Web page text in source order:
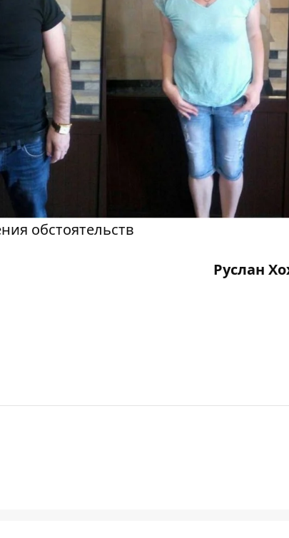
обстоятельств
Руслан